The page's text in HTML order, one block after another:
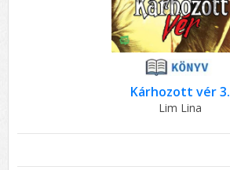
Kárhozott vér 3.
Lim Lina